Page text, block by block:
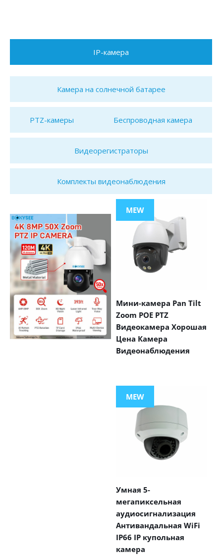
IP-камера
Камера на солнечной батарее
PTZ-камеры Беспроводная камера
Видеорегистраторы
Комплекты видеонаблюдения
MEW
Мини-камера Pan Tilt
Zoom POE PTZ
Видеокамера Хорошая
Цена Камера
Видеонаблюдения
MEW
Умная 5-
мегапиксельная
аудиосигнализация
Антивандальная WiFi
IP66 IP купольная
камера